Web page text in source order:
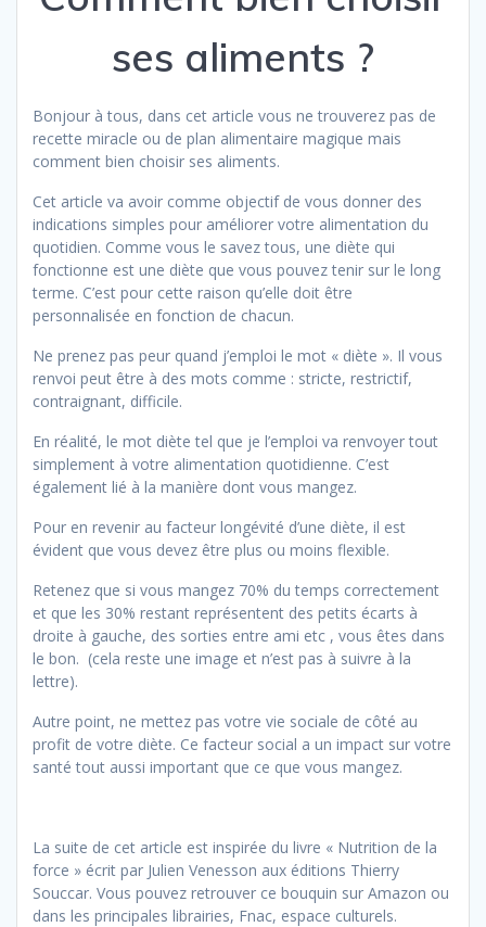
ses aliments ?
Bonjour à tous, dans cet article vous ne trouverez pas de
recette miracle ou de plan alimentaire magique mais
comment bien choisir ses aliments.
Cet article va avoir comme objectif de vous donner des
indications simples pour améliorer votre alimentation du
quotidien. Comme vous le savez tous, une diète qui
fonctionne est une diète que vous pouvez tenir sur le long
terme. C’est pour cette raison qu’elle doit être
personnalisée en fonction de chacun.
Ne prenez pas peur quand j’emploi le mot « diète ». Il vous
renvoi peut être à des mots comme : stricte, restrictif,
contraignant, difficile.
En réalité, le mot diète tel que je l’emploi va renvoyer tout
simplement à votre alimentation quotidienne. C’est
également lié à la manière dont vous mangez.
Pour en revenir au facteur longévité d’une diète, il est
évident que vous devez être plus ou moins flexible.
Retenez que si vous mangez 70% du temps correctement
et que les 30% restant représentent des petits écarts à
droite à gauche, des sorties entre ami etc , vous êtes dans
le bon. (cela reste une image et n’est pas à suivre à la
lettre).
Autre point, ne mettez pas votre vie sociale de côté au
profit de votre diète. Ce facteur social a un impact sur votre
santé tout aussi important que ce que vous mangez.
La suite de cet article est inspirée du livre « Nutrition de la
force » écrit par Julien Venesson aux éditions Thierry
Souccar. Vous pouvez retrouver ce bouquin sur Amazon ou
dans les principales librairies, Fnac, espace culturels.